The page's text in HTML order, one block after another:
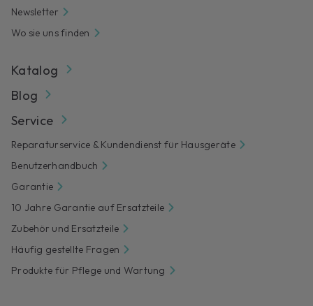
Newsletter
Wo sie uns finden
Katalog
Blog
Service
Reparaturservice & Kundendienst für Hausgeräte
Benutzerhandbuch
Garantie
10 Jahre Garantie auf Ersatzteile
Zubehör und Ersatzteile
Häufig gestellte Fragen
Produkte für Pflege und Wartung